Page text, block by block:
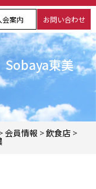
会案内 お問い合わせ
東美
会員情報 >飲食店 >